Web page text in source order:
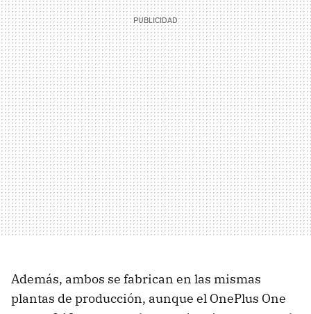
Además, ambos se fabrican en las mismas
plantas de producción, aunque el OnePlus One